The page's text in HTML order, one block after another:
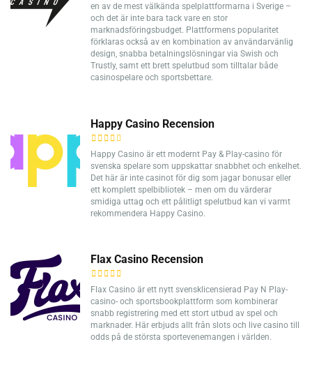
en av de mest välkända spelplattformarna i Sverige –
och det är inte bara tack vare en stor
marknadsföringsbudget. Plattformens popularitet
förklaras också av en kombination av användarvänlig
design, snabba betalningslösningar via Swish och
Trustly, samt ett brett spelutbud som tilltalar både
casinospelare och sportsbettare.
Happy Casino Recension
Happy Casino är ett modernt Pay & Play-casino för
svenska spelare som uppskattar snabbhet och enkelhet.
Det här är inte casinot för dig som jagar bonusar eller
ett komplett spelbibliotek – men om du värderar
smidiga uttag och ett pålitligt spelutbud kan vi varmt
rekommendera Happy Casino.
Flax Casino Recension
Flax Casino är ett nytt svensklicensierad Pay N Play-
casino- och sportsbookplattform som kombinerar
snabb registrering med ett stort utbud av spel och
marknader. Här erbjuds allt från slots och live casino till
odds på de största sportevenemangen i världen.